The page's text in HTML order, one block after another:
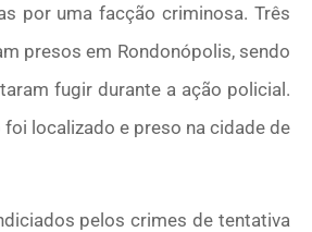
por uma facção criminosa. Três
presos em Rondonópolis, sendo
fugir durante a ação policial.
localizado e preso na cidade de
pelos crimes de tentativa